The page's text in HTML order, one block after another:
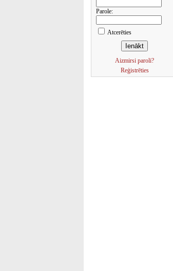
Parole:
Atcerēties
Aizmirsi paroli?
Reģistrēties